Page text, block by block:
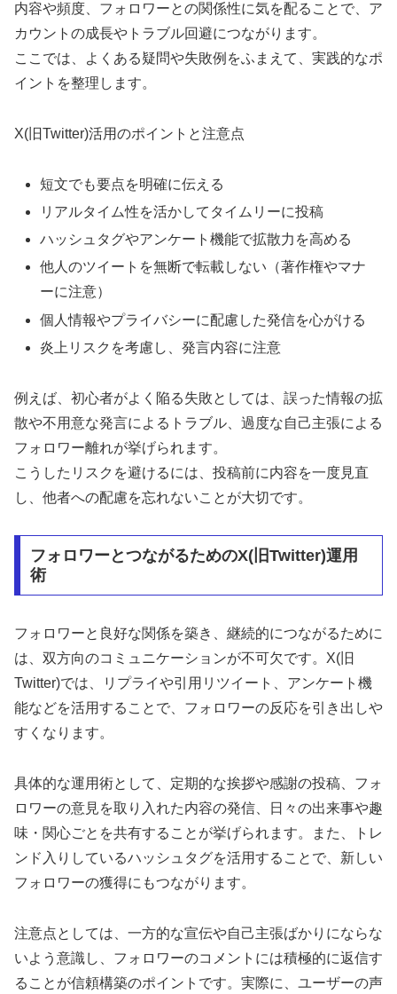
内容や頻度、フォロワーとの関係性に気を配ることで、ア
カウントの成長やトラブル回避につながります。
ここでは、よくある疑問や失敗例をふまえて、実践的なポ
イントを整理します。
X(旧Twitter)活用のポイントと注意点
短文でも要点を明確に伝える
リアルタイム性を活かしてタイムリーに投稿
ハッシュタグやアンケート機能で拡散力を高める
他人のツイートを無断で転載しない（著作権やマナ
ーに注意）
個人情報やプライバシーに配慮した発信を心がける
炎上リスクを考慮し、発言内容に注意
例えば、初心者がよく陥る失敗としては、誤った情報の拡
散や不用意な発言によるトラブル、過度な自己主張による
フォロワー離れが挙げられます。
こうしたリスクを避けるには、投稿前に内容を一度見直
し、他者への配慮を忘れないことが大切です。
フォロワーとつながるためのX(旧Twitter)運用
術
フォロワーと良好な関係を築き、継続的につながるために
は、双方向のコミュニケーションが不可欠です。X(旧
Twitter)では、リプライや引用リツイート、アンケート機
能などを活用することで、フォロワーの反応を引き出しや
すくなります。
具体的な運用術として、定期的な挨拶や感謝の投稿、フォ
ロワーの意見を取り入れた内容の発信、日々の出来事や趣
味・関心ごとを共有することが挙げられます。また、トレ
ンド入りしているハッシュタグを活用することで、新しい
フォロワーの獲得にもつながります。
注意点としては、一方的な宣伝や自己主張ばかりにならな
いよう意識し、フォロワーのコメントには積極的に返信す
ることが信頼構築のポイントです。実際に、ユーザーの声